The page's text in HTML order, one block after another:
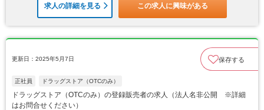
求人の詳細を見る この求人に興味がある
更新日：2025年5月7日 保存する
正社員 ドラッグストア（OTCのみ）
ドラッグストア（OTCのみ）の登録販売者の求人（法人名非公開 ※詳細
はお問合せください）